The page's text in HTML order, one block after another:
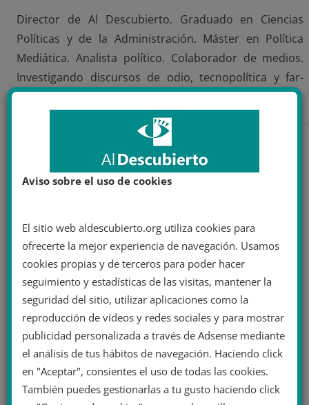
Director de Al Descubierto. Graduado en Ciencias
Políticas y de la Administración. Máster en Política
Mediática. Analista político. Colaborador de medios.
Investigando discursos de odio, tecnopolítica y far-
right.
También te puede gustar
Al Descubierto acuerda colaborar con
Eulixe
Aviso sobre el uso de cookies
El sitio web aldescubierto.org utiliza cookies para
ofrecerte la mejor experiencia de navegación. Usamos
cookies propias y de terceros para poder hacer
seguimiento y estadísticas de las visitas, mantener la
seguridad del sitio, utilizar aplicaciones como la
reproducción de vídeos y redes sociales y para mostrar
publicidad personalizada a través de Adsense mediante
el análisis de tus hábitos de navegación. Haciendo click
en "Aceptar", consientes el uso de todas las cookies.
También puedes gestionarlas a tu gusto haciendo click